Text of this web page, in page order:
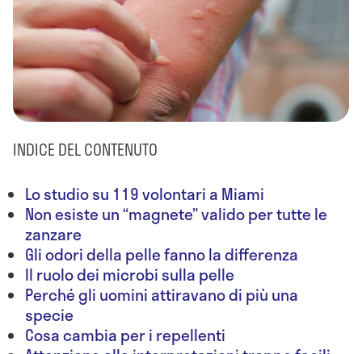
INDICE DEL CONTENUTO
Lo studio su 119 volontari a Miami
Non esiste un “magnete” valido per tutte le
zanzare
Gli odori della pelle fanno la differenza
Il ruolo dei microbi sulla pelle
Perché gli uomini attiravano di più una
specie
Cosa cambia per i repellenti